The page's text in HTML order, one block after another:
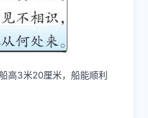
高3米20厘米，船能顺利